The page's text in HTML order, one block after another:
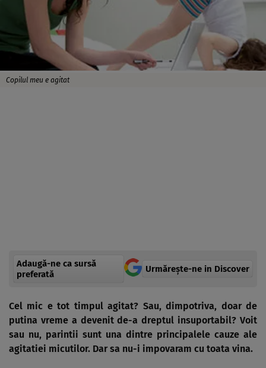
Copilul meu e agitat
Adaugă-ne ca sursă
preferată
Urmărește-ne in Discover
Cel mic e tot timpul agitat? Sau, dimpotriva, doar de
putina vreme a devenit de-a dreptul insuportabil? Voit
sau nu, parintii sunt una dintre principalele cauze ale
agitatiei micutilor. Dar sa nu-i impovaram cu toata vina.